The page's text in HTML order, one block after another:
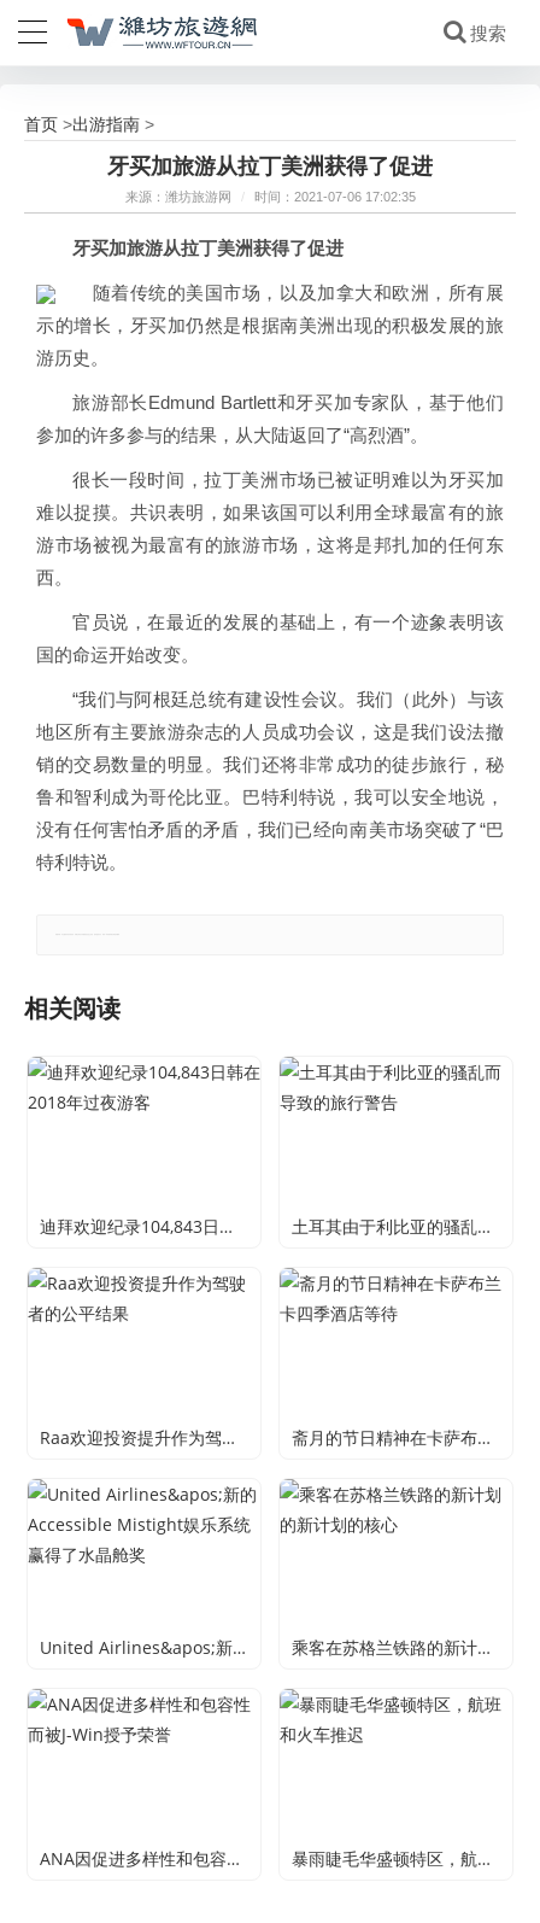
首页 >出游指南 >
牙买加旅游从拉丁美洲获得了促进
来源：潍坊旅游网 / 时间：2021-07-06 17:02:35
牙买加旅游从拉丁美洲获得了促进
随着传统的美国市场，以及加拿大和欧洲，所有展
示的增长，牙买加仍然是根据南美洲出现的积极发展的旅
游历史。
旅游部长Edmund Bartlett和牙买加专家队，基于他们
参加的许多参与的结果，从大陆返回了“高烈酒”。
很长一段时间，拉丁美洲市场已被证明难以为牙买加
难以捉摸。共识表明，如果该国可以利用全球最富有的旅
游市场被视为最富有的旅游市场，这将是邦扎加的任何东
西。
官员说，在最近的发展的基础上，有一个迹象表明该
国的命运开始改变。
“我们与阿根廷总统有建设性会议。我们（此外）与该
地区所有主要旅游杂志的人员成功会议，这是我们设法撤
销的交易数量的明显。我们还将非常成功的徒步旅行，秘
鲁和智利成为哥伦比亚。巴特利特说，我可以安全地说，
没有任何害怕矛盾的矛盾，我们已经向南美市场突破了“巴
特利特说。
相关阅读
迪拜欢迎纪录104,843日韩在2018年过夜游客 土耳其由于利比亚的骚乱而导致的旅行警告
Raa欢迎投资提升作为驾驶者的公平结果 斋月的节日精神在卡萨布兰卡四季酒店等待
United Airlines&apos;新的Accessible Mistight娱乐系统赢得了水晶舱奖 乘客在苏格兰铁路的新计划的新计划的核心
ANA因促进多样性和包容性而被J-Win授予荣誉 暴雨睫毛华盛顿特区，航班和火车推迟